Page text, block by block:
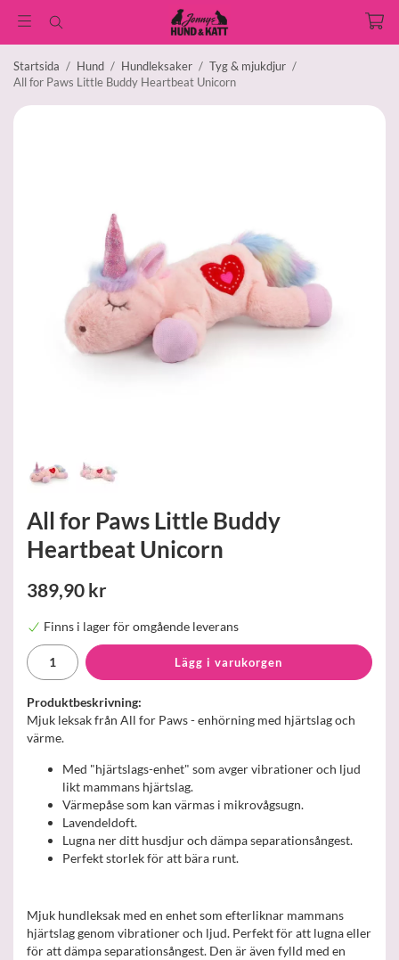
Startsida / Hund / Hundleksaker / Tyg & mjukdjur /
All for Paws Little Buddy Heartbeat Unicorn
All for Paws Little Buddy
Heartbeat Unicorn
389,90 kr
Finns i lager för omgående leverans
Lägg i varukorgen
Produktbeskrivning:
Mjuk leksak från All for Paws - enhörning med hjärtslag och
värme.
Med "hjärtslags-enhet" som avger vibrationer och ljud
likt mammans hjärtslag.
Värmepåse som kan värmas i mikrovågsugn.
Lavendeldoft.
Lugna ner ditt husdjur och dämpa separationsångest.
Perfekt storlek för att bära runt.
Mjuk hundleksak med en enhet som efterliknar mammans
hjärtslag genom vibrationer och ljud. Perfekt för att lugna eller
för att dämpa separationsångest. Den är även fylld med en